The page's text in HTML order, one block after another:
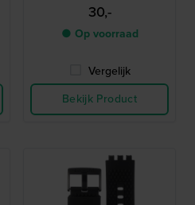
30,-
● Op voorraad
Vergelijk
Bekijk Product